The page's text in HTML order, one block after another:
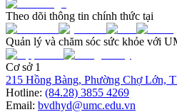
Theo dõi thông tin chính thức tại
Quản lý và chăm sóc sức khỏe với
Cơ sở 1
215 Hồng Bàng, Phường Chợ Lớn,
Hotline: (84.28) 3855 4269
Email: bvdhyd@umc.edu.vn